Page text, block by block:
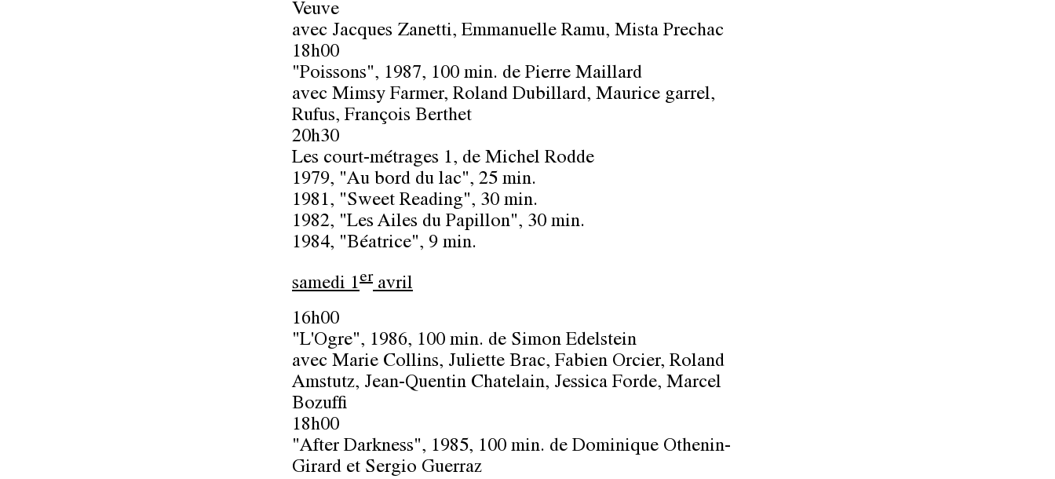
Veuve
avec Jacques Zanetti, Emmanuelle Ramu, Mista Prechac
18h00
"Poissons", 1987, 100 min. de Pierre Maillard
avec Mimsy Farmer, Roland Dubillard, Maurice garrel,
Rufus, François Berthet
20h30
Les court-métrages 1, de Michel Rodde
1979, "Au bord du lac", 25 min.
1981, "Sweet Reading", 30 min.
1982, "Les Ailes du Papillon", 30 min.
1984, "Béatrice", 9 min.
samedi 1er avril
16h00
"L'Ogre", 1986, 100 min. de Simon Edelstein
avec Marie Collins, Juliette Brac, Fabien Orcier, Roland
Amstutz, Jean-Quentin Chatelain, Jessica Forde, Marcel
Bozuffi
18h00
"After Darkness", 1985, 100 min. de Dominique Othenin-
Girard et Sergio Guerraz